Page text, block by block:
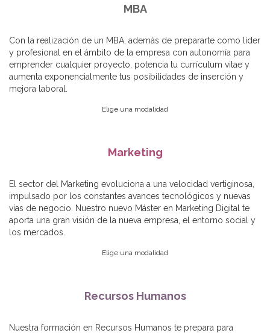
MBA
Con la realización de un MBA, además de prepararte como líder
y profesional en el ámbito de la empresa con autonomía para
emprender cualquier proyecto, potencia tu currículum vitae y
aumenta exponencialmente tus posibilidades de inserción y
mejora laboral.
Elige una modalidad
Marketing
El sector del Marketing evoluciona a una velocidad vertiginosa,
impulsado por los constantes avances tecnológicos y nuevas
vías de negocio. Nuestro nuevo Máster en Marketing Digital te
aporta una gran visión de la nueva empresa, el entorno social y
los mercados.
Elige una modalidad
Recursos Humanos
Nuestra formación en Recursos Humanos te prepara para